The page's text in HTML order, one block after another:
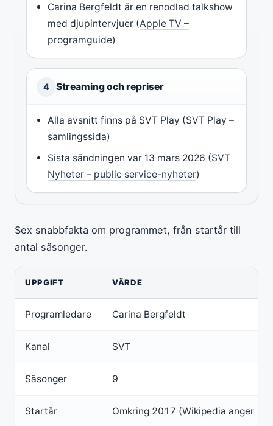
Carina Bergfeldt är en renodlad talkshow
med djupintervjuer (Apple TV –
programguide)
4 Streaming och repriser
Alla avsnitt finns på SVT Play (SVT Play –
samlingssida)
Sista sändningen var 13 mars 2026 (SVT
Nyheter – public service-nyheter)
Sex snabbfakta om programmet, från startår till
antal säsonger.
UPPGIFT VÄRDE
Programledare Carina Bergfeldt
Kanal SVT
Säsonger 9
Startår Omkring 2017 (Wikipedia anger